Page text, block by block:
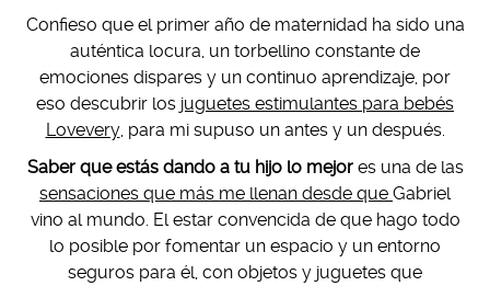
Confieso que el primer año de maternidad ha sido una
auténtica locura, un torbellino constante de
emociones dispares y un continuo aprendizaje, por
eso descubrir los juguetes estimulantes para bebés
Lovevery, para mi supuso un antes y un después.
Saber que estás dando a tu hijo lo mejor es una de las
sensaciones que más me llenan desde que Gabriel
vino al mundo. El estar convencida de que hago todo
lo posible por fomentar un espacio y un entorno
seguros para él, con objetos y juguetes que